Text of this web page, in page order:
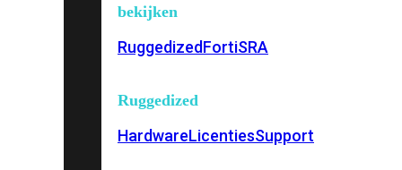
bekijken
RuggedizedFortiSRA
Ruggedized
HardwareLicentiesSupport